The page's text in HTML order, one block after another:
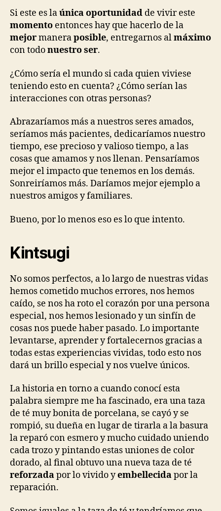
Si este es laúnica oportunidad de vivir este
momento entonces hay que hacerlo de la
mejormaneraposible, entregarnos almáximo
con todonuestro ser.
¿Cómo sería el mundo si cada quien viviese
teniendo esto en cuenta? ¿Cómo serían las
interacciones con otras personas?
Abrazaríamos más a nuestros seres amados,
seríamos más pacientes, dedicaríamos nuestro
tiempo, ese precioso y valioso tiempo, a las
cosas que amamos y nos llenan. Pensaríamos
mejor el impacto que tenemos en los demás.
Sonreiríamos más. Daríamos mejor ejemplo a
nuestros amigos y familiares.
Bueno, por lo menos eso es lo que intento.
Kintsugi
No somos perfectos, a lo largo de nuestras vidas
hemos cometido muchos errores, nos hemos
caído, se nos ha roto el corazón por una persona
especial, nos hemos lesionado y un sinfín de
cosas nos puede haber pasado. Lo importante
levantarse, aprender y fortalecernos gracias a
todas estas experiencias vividas, todo esto nos
dará un brillo especial y nos vuelve únicos.
La historia en torno a cuando conocí esta
palabra siempre me ha fascinado, era una taza
de té muy bonita de porcelana, se cayó y se
rompió, su dueña en lugar de tirarla a la basura
la reparó con esmero y mucho cuidado uniendo
cada trozo y pintando estas uniones de color
dorado, al final obtuvo una nueva taza de té
reforzadapor lo vivido yembellecidapor la
reparación.